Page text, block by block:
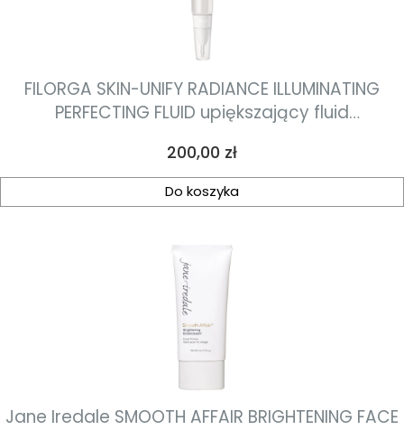
FILORGA SKIN-UNIFY RADIANCE ILLUMINATING
PERFECTING FLUID upiększający fluid
Cena
200,00 zł
Do koszyka
Jane Iredale SMOOTH AFFAIR BRIGHTENING FACE